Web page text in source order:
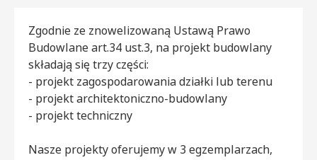
Zgodnie ze znowelizowaną Ustawą Prawo
Budowlane art.34 ust.3, na projekt budowlany
składają się trzy części:
- projekt zagospodarowania działki lub terenu
- projekt architektoniczno-budowlany
- projekt techniczny
Nasze projekty oferujemy w 3 egzemplarzach,